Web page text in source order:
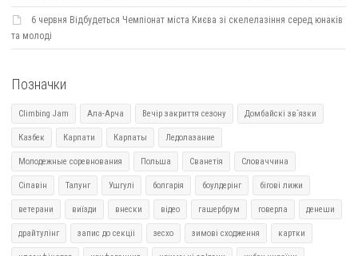
6 червня Відбудеться Чемпіонат міста Києва зі скелелазіння серед юнаків
та молоді
Позначки
Climbing Jam Ала-Арча Вечір закриття сезону Домбайскі зв`язки
Казбек Карпати Карпаты Ледолазание
Молодежные соревнования Польша Сванетія Словаччина
Сіпавін Талунг Ушгулі болгарія боулдерінг бігові лижи
ветерани виїзди внески відео гашербрум говерла денеши
драйтулінг запис до секціі зесхо зимові сходження картки